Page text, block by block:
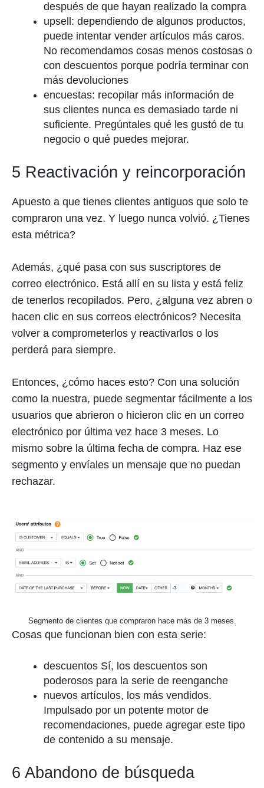
después de que hayan realizado la compra
upsell: dependiendo de algunos productos,
puede intentar vender artículos más caros.
No recomendamos cosas menos costosas o
con descuentos porque podría terminar con
más devoluciones
encuestas: recopilar más información de
sus clientes nunca es demasiado tarde ni
suficiente. Pregúntales qué les gustó de tu
negocio o qué puedes mejorar.
5 Reactivación y reincorporación
Apuesto a que tienes clientes antiguos que solo te
compraron una vez. Y luego nunca volvió. ¿Tienes
esta métrica?
Además, ¿qué pasa con sus suscriptores de
correo electrónico. Está allí en su lista y está feliz
de tenerlos recopilados. Pero, ¿alguna vez abren o
hacen clic en sus correos electrónicos? Necesita
volver a comprometerlos y reactivarlos o los
perderá para siempre.
Entonces, ¿cómo haces esto? Con una solución
como la nuestra, puede segmentar fácilmente a los
usuarios que abrieron o hicieron clic en un correo
electrónico por última vez hace 3 meses. Lo
mismo sobre la última fecha de compra. Haz ese
segmento y envíales un mensaje que no puedan
rechazar.
Segmento de clientes que compraron hace más de 3 meses.
Cosas que funcionan bien con esta serie:
descuentos Sí, los descuentos son
poderosos para la serie de reenganche
nuevos artículos, los más vendidos.
Impulsado por un potente motor de
recomendaciones, puede agregar este tipo
de contenido a su mensaje.
6 Abandono de búsqueda